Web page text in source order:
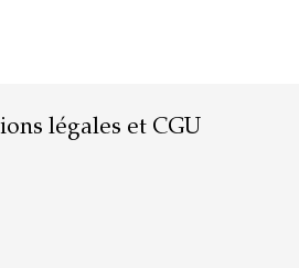
légales et CGU